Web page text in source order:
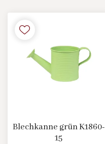
Blechkanne grün K1860-
15